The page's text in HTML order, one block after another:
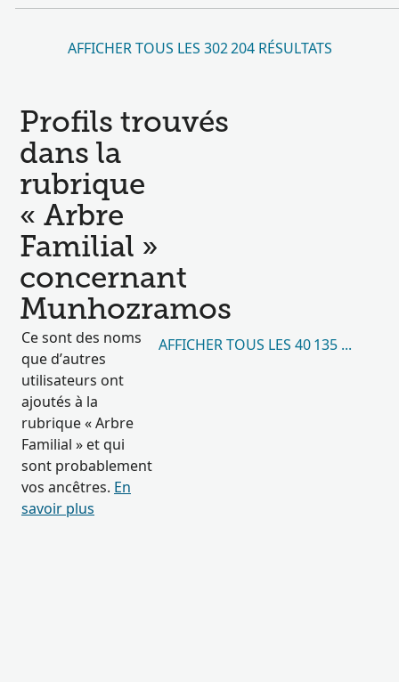
AFFICHER TOUS LES 302 204 RÉSULTATS
Profils trouvés
dans la
rubrique
« Arbre
Familial »
concernant
Munhozramos
Ce sont des noms
que d’autres
utilisateurs ont
ajoutés à la
rubrique « Arbre
Familial » et qui
sont probablement
vos ancêtres. En
savoir plus
AFFICHER TOUS LES 40 135